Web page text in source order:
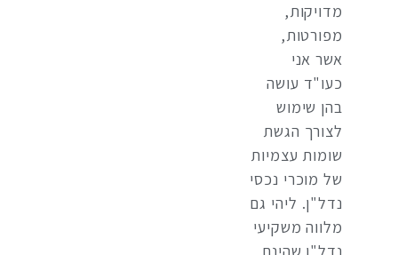
מדויקות,
מפורטות,
אשר אני
כעו"ד עושה
בהן שימוש
לצורך הגשת
שומות עצמיות
של מוכרי נכסי
נדל"ן. ליהי גם
מלווה משקיעי